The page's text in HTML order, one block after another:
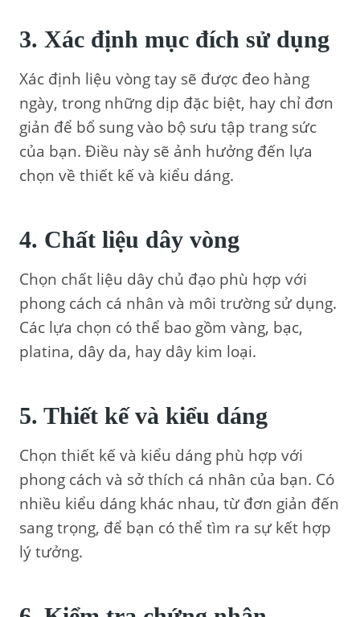
3. Xác định mục đích sử dụng
Xác định liệu vòng tay sẽ được đeo hàng
ngày, trong những dịp đặc biệt, hay chỉ đơn
giản để bổ sung vào bộ sưu tập trang sức
của bạn. Điều này sẽ ảnh hưởng đến lựa
chọn về thiết kế và kiểu dáng.
4. Chất liệu dây vòng
Chọn chất liệu dây chủ đạo phù hợp với
phong cách cá nhân và môi trường sử dụng.
Các lựa chọn có thể bao gồm vàng, bạc,
platina, dây da, hay dây kim loại.
5. Thiết kế và kiểu dáng
Chọn thiết kế và kiểu dáng phù hợp với
phong cách và sở thích cá nhân của bạn. Có
nhiều kiểu dáng khác nhau, từ đơn giản đến
sang trọng, để bạn có thể tìm ra sự kết hợp
lý tưởng.